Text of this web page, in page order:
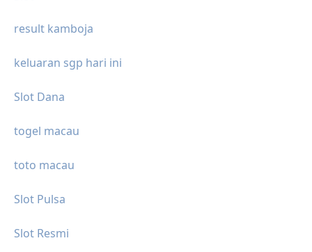
result kamboja
keluaran sgp hari ini
Slot Dana
togel macau
toto macau
Slot Pulsa
Slot Resmi